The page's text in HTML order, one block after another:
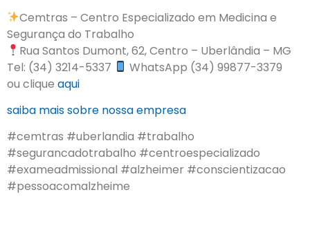
Cemtras – Centro Especializado em Medicina e
Segurança do Trabalho
Rua Santos Dumont, 62, Centro – Uberlândia – MG
Tel: (34) 3214-5337
WhatsApp (34) 99877-3379
ou clique aqui
saiba mais sobre nossa empresa
#cemtras #uberlandia #trabalho
#segurancadotrabalho #centroespecializado
#exameadmissional #alzheimer #conscientizacao
#pessoacomalzheime